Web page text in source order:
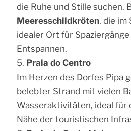
die Ruhe und Stille suchen.
Meeresschildkröten, die im
idealer Ort für
Entspannen.
Praia do Centro
Im Herzen des Dorfes Pipa
belebter Strand mit vielen
Wasseraktivitäten, ideal für
Nähe der touristischen